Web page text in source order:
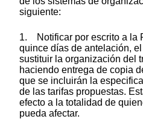
siguiente:
1. Notificar por escrito a la
quince días de antelación,
sustituir la organización del
haciendo entrega de copia
que se incluirán la
de las tarifas propuestas.
efecto a la totalidad de
pueda afectar.